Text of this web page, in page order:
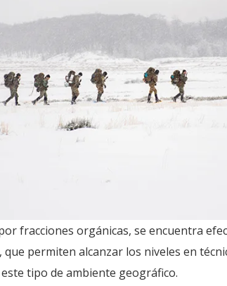
fracciones orgánicas, se encuentra
que permiten alcanzar los niveles en
tipo de ambiente geográfico.